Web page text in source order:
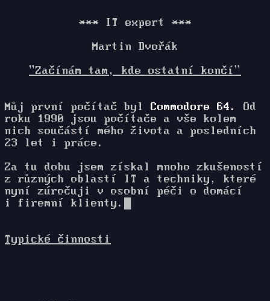
*** IT expert ***
Martin Dvořák
"Začínám tam, kde ostatní končí"
Můj první počítač byl Commodore 64.
Od
roku 1990 jsou počítače a vše kolem
nich součástí mého života a posledních
23 let i práce.
Za tu dobu jsem získal mnoho zkušeností
z různých oblastí IT a techniky, které
nyní zúročuji v osobní péči o domácí
i firemní klienty.
Typické činnosti